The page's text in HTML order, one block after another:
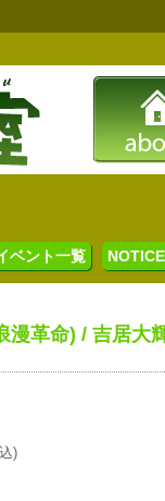
ベント一覧
革命) / 吉居大
)